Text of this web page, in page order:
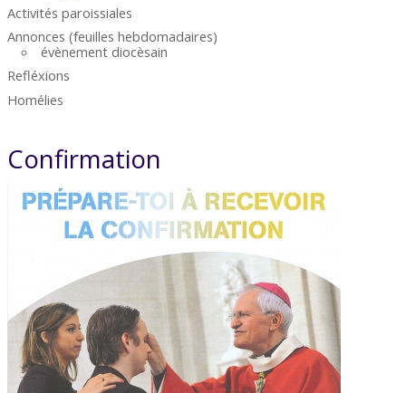
Activités paroissiales
Annonces (feuilles hebdomadaires)
évènement diocèsain
Refléxions
Homélies
Confirmation